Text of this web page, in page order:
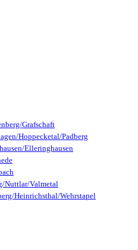
Grafschaft
Hoppecketal/Padberg
Elleringhausen
Nuttlar/Valmetal
Heinrichsthal/Wehrstapel